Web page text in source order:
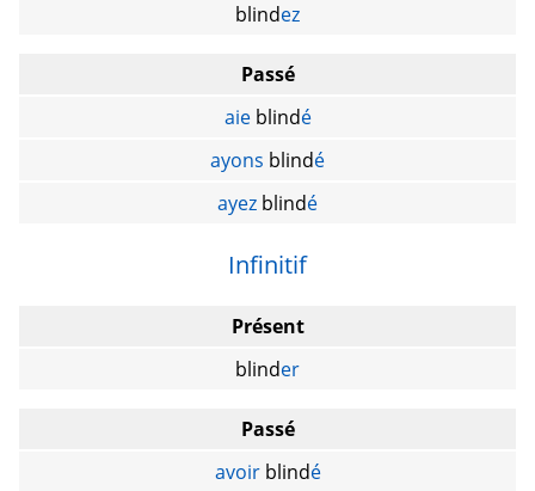
blindez
Passé
aieblindé
ayons blindé
ayez blindé
Infinitif
Présent
blinder
Passé
avoirblindé